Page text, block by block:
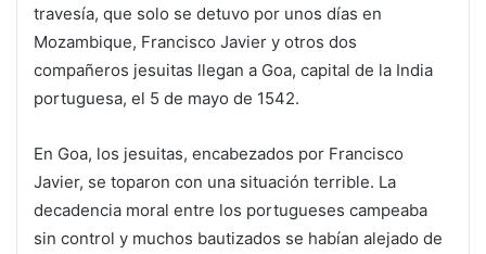
travesía, que solo se detuvo por unos días en
Mozambique, Francisco Javier y otros dos
compañeros jesuitas llegan a Goa, capital de la India
portuguesa, el 5 de mayo de 1542.
En Goa, los jesuitas, encabezados por Francisco
Javier, se toparon con una situación terrible. La
decadencia moral entre los portugueses campeaba
sin control y muchos bautizados se habían alejado de